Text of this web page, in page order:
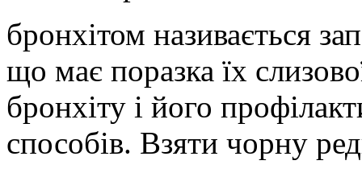
бронхітом називається
що має поразка їх
бронхіту і його
способів. Взяти чорну